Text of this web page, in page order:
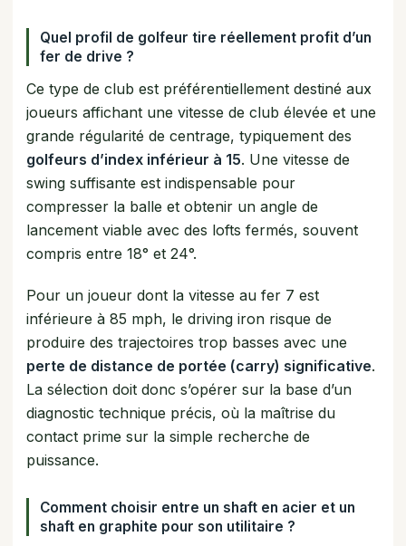
Quel profil de golfeur tire réellement profit d’un
fer de drive ?
Ce type de club est préférentiellement destiné aux
joueurs affichant une vitesse de club élevée et une
grande régularité de centrage, typiquement des
golfeurs d’index inférieur à 15. Une vitesse de
swing suffisante est indispensable pour
compresser la balle et obtenir un angle de
lancement viable avec des lofts fermés, souvent
compris entre 18° et 24°.
Pour un joueur dont la vitesse au fer 7 est
inférieure à 85 mph, le driving iron risque de
produire des trajectoires trop basses avec une
perte de distance de portée (carry) significative.
La sélection doit donc s’opérer sur la base d’un
diagnostic technique précis, où la maîtrise du
contact prime sur la simple recherche de
puissance.
Comment choisir entre un shaft en acier et un
shaft en graphite pour son utilitaire ?